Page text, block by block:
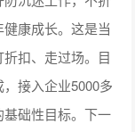
康成长。这是当
扣、走过场。目
接入企业5000多
础性目标。下一